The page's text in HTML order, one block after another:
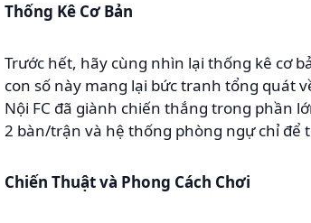
Thống Kê Cơ Bản
Trước hết, hãy cùng nhìn lại thống kê cơ
con số này mang lại bức tranh tổng quát
Nội FC đã giành chiến thắng trong phần
2 bàn/trận và hệ thống phòng ngự chỉ
Chiến Thuật và Phong Cách Chơi